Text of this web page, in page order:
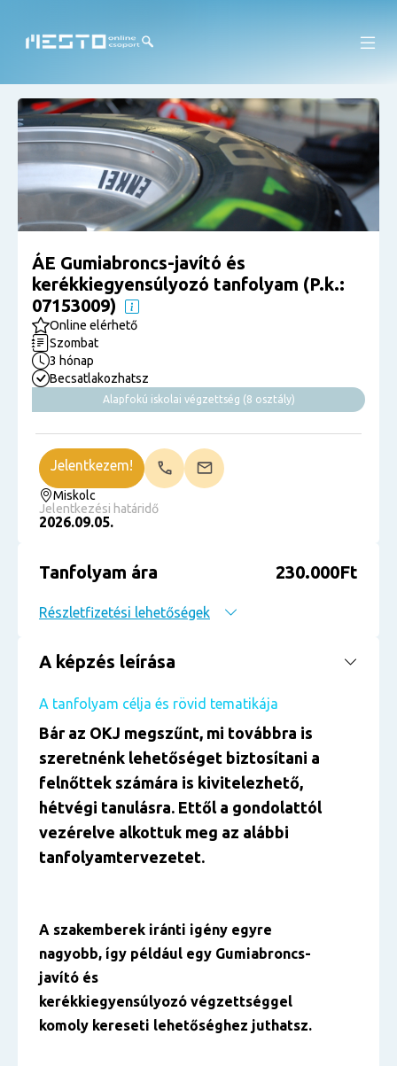
ÁE Gumiabroncs-javító és
kerékkiegyensúlyozó tanfolyam (P.k.:
07153009)
Online elérhető
Szombat
3 hónap
Becsatlakozhatsz
Alapfokú iskolai végzettség (8 osztály)
Miskolc
Jelentkezési határidő
2026.09.05.
Jelentkezem!
Tanfolyam ára 230.000Ft
Részletfizetési lehetőségek
A képzés leírása
A tanfolyam célja és rövid tematikája
Bár az OKJ megszűnt, mi továbbra is
szeretnénk lehetőséget biztosítani a
felnőttek számára is kivitelezhető,
hétvégi tanulásra. Ettől a gondolattól
vezérelve alkottuk meg az alábbi
tanfolyamtervezetet.
A szakemberek iránti igény egyre
nagyobb, így például egy Gumiabroncs-
javító és
kerékkiegyensúlyozó végzettséggel
komoly kereseti lehetőséghez juthatsz.